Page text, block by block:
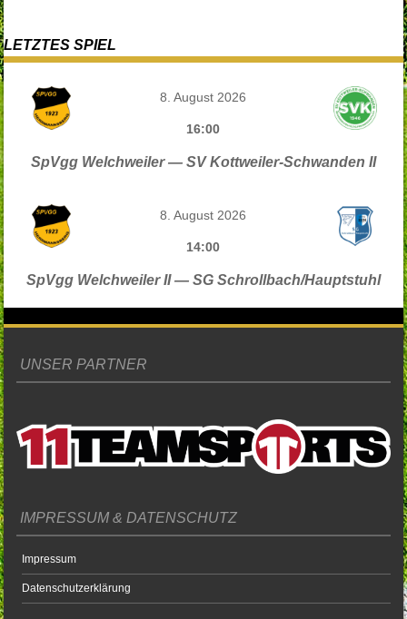
LETZTES SPIEL
8. August 2026
16:00
SpVgg Welchweiler — SV Kottweiler-Schwanden II
8. August 2026
14:00
SpVgg Welchweiler II — SG Schrollbach/Hauptstuhl
UNSER PARTNER
IMPRESSUM & DATENSCHUTZ
Impressum
Datenschutzerklärung